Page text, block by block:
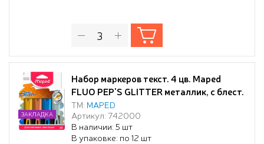
Набор маркеров текст. 4 цв. Maped
FLUO PEP'S GLITTER металлик, с блест.
1-5мм, в бл/уп.
ТМ: MAPED
Артикул: 742000
В наличии: 5 шт
В упаковке: по 12 шт
ЗАКЛАДКА